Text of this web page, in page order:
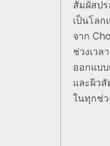
สัมผัสป
เป็นโลก
จาก
ช่วงเว
ออกแบ
และผิว
ในทุกช่ว